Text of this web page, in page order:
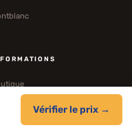
Vérifier le prix →